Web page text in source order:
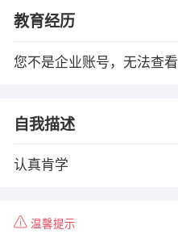
教育经历
您不是企业账号，无法查看
自我描述
认真肯学
温馨提示